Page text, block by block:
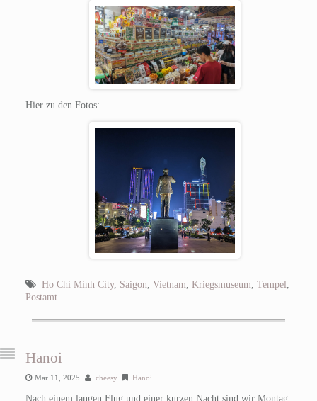
Hier zu den Fotos:
Ho Chi Minh City, Saigon Vietnam Kriegsmuseum Tempel
Postamt
Hanoi
Mar 11, 2025 cheesy Hanoi
Nach einem langen Flug und einer kurzen Nacht sind wir Montag